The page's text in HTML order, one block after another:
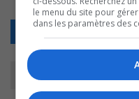
Retour
le menu du site pour
dans les paramètres des